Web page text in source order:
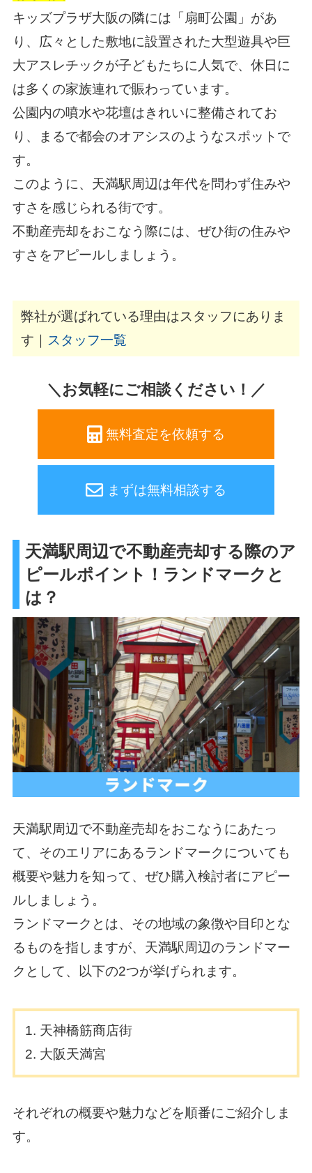
キッズプラザ大阪の隣には「扇町公園」があ
り、広々とした敷地に設置された大型遊具や巨
大アスレチックが子どもたちに人気で、休日に
は多くの家族連れで賑わっています。
公園内の噴水や花壇はきれいに整備されてお
り、まるで都会のオアシスのようなスポットで
す。
このように、天満駅周辺は年代を問わず住みや
すさを感じられる街です。
不動産売却をおこなう際には、ぜひ街の住みや
すさをアピールしましょう。
弊社が選ばれている理由はスタッフにありま
す｜ スタッフ一覧
＼お気軽にご相談ください！／
無料査定を依頼する
まずは無料相談する
天満駅周辺で不動産売却する際のア
ピールポイント！ランドマークと
は？
天満駅周辺で不動産売却をおこなうにあたっ
て、そのエリアにあるランドマークについても
概要や魅力を知って、ぜひ購入検討者にアピー
ルしましょう。
ランドマークとは、その地域の象徴や目印とな
るものを指しますが、天満駅周辺のランドマー
クとして、以下の2つが挙げられます。
天神橋筋商店街
大阪天満宮
それぞれの概要や魅力などを順番にご紹介しま
す。